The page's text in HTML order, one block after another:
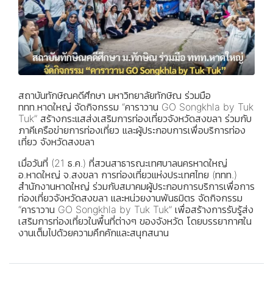
สถาบันทักษิณคดีศึกษา มหาวิทยาลัยทักษิณ ร่วมมือ
ททท.หาดใหญ่ จัดกิจกรรม “คาราวาน GO Songkhla by Tuk
Tuk” สร้างกระแสส่งเสริมการท่องเที่ยวจังหวัดสงขลา ร่วมกับ
ภาคีเครือข่ายการท่องเที่ยว และผู้ประกอบการเพื่อบริการท่อง
เที่ยว จังหวัดสงขลา
เมื่อวันที่ (21 ธ.ค.) ที่สวนสาธารณะเทศบาลนครหาดใหญ่
อ.หาดใหญ่ จ.สงขลา การท่องเที่ยวแห่งประเทศไทย (ททท.)
สำนักงานหาดใหญ่ ร่วมกับสมาคมผู้ประกอบการบริการเพื่อการ
ท่องเที่ยวจังหวัดสงขลา และหน่วยงานพันธมิตร จัดกิจกรรม
“คาราวาน GO Songkhla by Tuk Tuk” เพื่อสร้างการรับรู้ส่ง
เสริมการท่องเที่ยวในพื้นที่ต่างๆ ของจังหวัด โดยบรรยากาศใน
งานเต็มไปด้วยความคึกคักและสนุกสนาน